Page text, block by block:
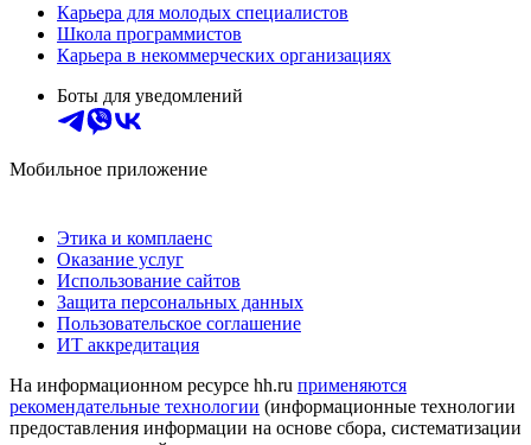
Карьера для молодых специалистов
Школа программистов
Карьера в некоммерческих организациях
Боты для уведомлений
Мобильное приложение
Этика и комплаенс
Оказание услуг
Использование сайтов
Защита персональных данных
Пользовательское соглашение
ИТ аккредитация
На информационном ресурсе hh.ru применяются
рекомендательные технологии (информационные технологии
предоставления информации на основе сбора, систематизации